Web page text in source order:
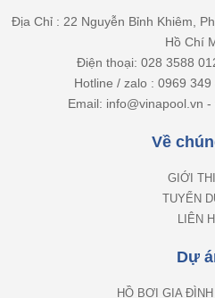
Địa Chỉ : 22 Nguyễn Bỉnh Khiêm,
Hồ Chí
Điện thoại: 028 3588
Hotline / zalo : 0969
Email: info@vinapool.vn
Về
GIỚI
TUYỂN
LIÊN
Dự
HỒ BƠI GIA